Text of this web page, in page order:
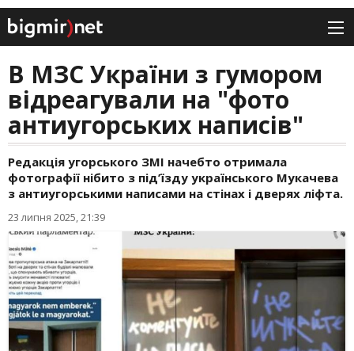
В МЗС України з гумором
відреагували на "фото
антиугорських написів"
Редакція угорського ЗМІ начебто отримала
фотографії нібито з під’їзду українського Мукачева
з антиугорськими написами на стінах і дверях ліфта.
23 липня 2025, 21:39